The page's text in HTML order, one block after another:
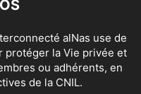
alNas use de
protéger la Vie privée et
ou adhérents, en
de la CNIL.